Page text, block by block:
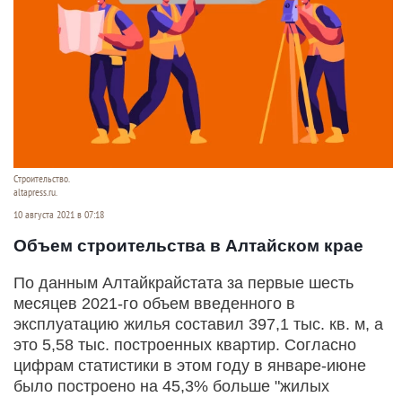
Строительство.
altapress.ru.
10 августа 2021 в 07:18
Объем строительства в Алтайском крае
По данным Алтайкрайстата за первые шесть
месяцев 2021-го объем введенного в
эксплуатацию жилья составил 397,1 тыс. кв. м, а
это 5,58 тыс. построенных квартир. Согласно
цифрам статистики в этом году в январе-июне
было построено на 45,3% больше "жилых